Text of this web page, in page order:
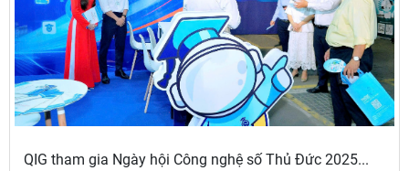
QIG tham gia Ngày hội Công nghệ số Thủ Đức 2025...